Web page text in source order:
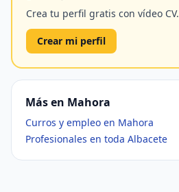
Crea tu perfil gratis con vídeo CV.
Crear mi perfil
Más en Mahora
Curros y empleo en Mahora
Profesionales en toda Albacete